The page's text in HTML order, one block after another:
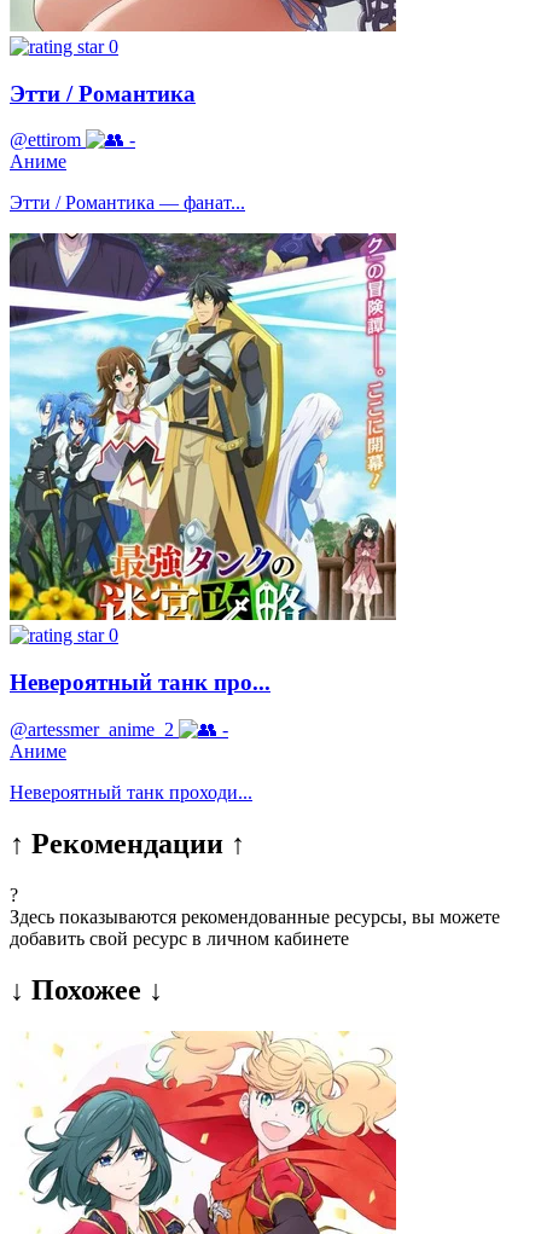
0
Этти / Романтика
@ettirom
-
Аниме
Этти / Романтика — фанат...
0
Невероятный танк про...
@artessmer_anime_2
-
Аниме
Невероятный танк проходи...
↑ Рекомендации ↑
?
Здесь показываются рекомендованные ресурсы, вы можете
добавить свой ресурс в личном кабинете
↓ Похожее ↓